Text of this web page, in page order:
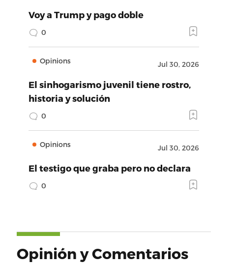
Voy a Trump y pago doble
0
Opinions Jul 30, 2026
El sinhogarismo juvenil tiene rostro,
historia y solución
0
Opinions Jul 30, 2026
El testigo que graba pero no declara
0
Opinión y Comentarios